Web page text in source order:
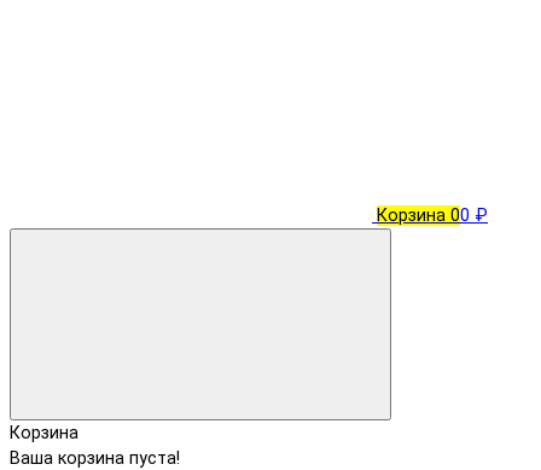
Корзина 00 ₽
Корзина
Ваша корзина пуста!